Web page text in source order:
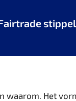
waarom. Het